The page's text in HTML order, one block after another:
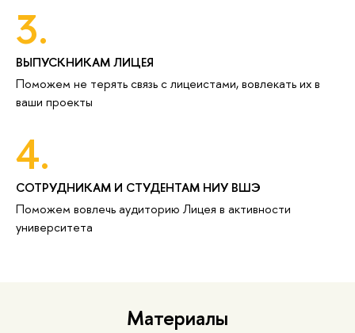
3.
ВЫПУСКНИКАМ ЛИЦЕЯ
Поможем не терять связь с лицеистами, вовлекать их в
ваши проекты
4.
СОТРУДНИКАМ И СТУДЕНТАМ НИУ ВШЭ
Поможем вовлечь аудиторию Лицея в активности
университета
Материалы